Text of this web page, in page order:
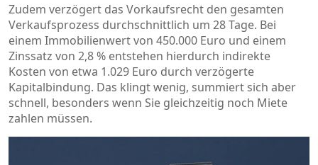
Zudem verzögert das Vorkaufsrecht den gesamten
Verkaufsprozess durchschnittlich um 28 Tage. Bei
einem Immobilienwert von 450.000 Euro und einem
Zinssatz von 2,8 % entstehen hierdurch indirekte
Kosten von etwa 1.029 Euro durch verzögerte
Kapitalbindung. Das klingt wenig, summiert sich aber
schnell, besonders wenn Sie gleichzeitig noch Miete
zahlen müssen.